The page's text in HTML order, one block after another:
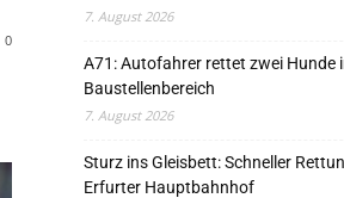
0
7. August 2026
A71: Autofahrer rettet zwei Hunde
Baustellenbereich
7. August 2026
Sturz ins Gleisbett: Schneller
Erfurter Hauptbahnhof